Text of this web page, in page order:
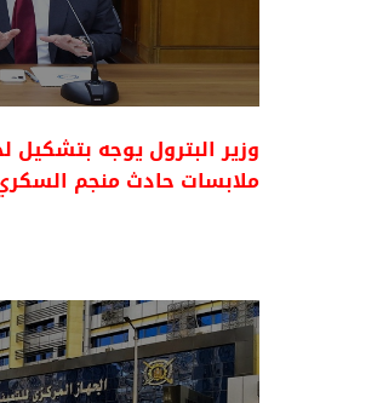
وزير البترول يوجه بتشكيل
ملابسات حادث منجم